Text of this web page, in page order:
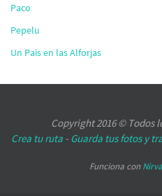
Paco
Pepelu
Un País en las Alforjas
Copyright 2016 © Todos
Crea tu ruta - Guarda tus fotos y
Funciona con